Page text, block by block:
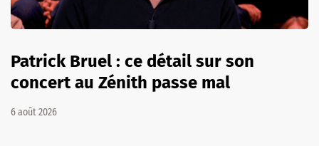
Patrick Bruel : ce détail sur son
concert au Zénith passe mal
6 août 2026